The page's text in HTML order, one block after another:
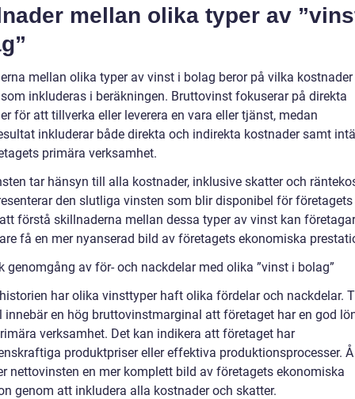
mellan olika typer av
mellan olika typer av vinst i bolag beror på vilka
inkluderas i beräkningen. Bruttovinst fokuserar på direkta
för att tillverka eller leverera en vara eller tjänst, medan
inkluderar både direkta och indirekta kostnader samt
primära verksamhet.
tar hänsyn till alla kostnader, inklusive skatter och
den slutliga vinsten som blir disponibel för företagets
förstå skillnaderna mellan dessa typer av vinst kan
få en mer nyanserad bild av företagets ekonomiska
genomgång av för- och nackdelar med olika ”vinst i bolag”
har olika vinsttyper haft olika fördelar och nackdelar.
innebär en hög bruttovinstmarginal att företaget har en god
verksamhet. Det kan indikera att företaget har
produktpriser eller effektiva produktionsprocesser.
nettovinsten en mer komplett bild av företagets ekonomiska
genom att inkludera alla kostnader och skatter.